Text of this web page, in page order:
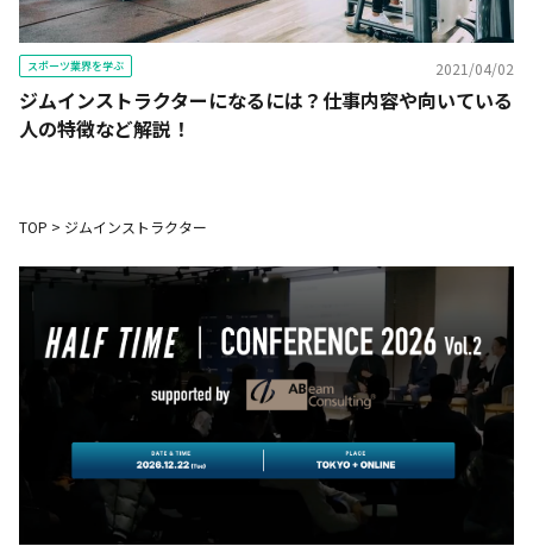
スポーツ業界を学ぶ 2021/04/02
ジムインストラクターになるには？仕事内容や向いている
人の特徴など解説！
TOP > ジムインストラクター